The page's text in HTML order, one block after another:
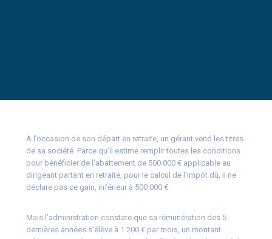
À l’occasion de son départ en retraite, un gérant vend les titres
de sa société. Parce qu’il estime remplir toutes les conditions
pour bénéficier de l’abattement de 500 000 € applicable au
dirigeant partant en retraite, pour le calcul de l’impôt dû, il ne
déclare pas ce gain, inférieur à 500 000 €.
Mais l’administration constate que sa rémunération des 5
dernières années s’élève à 1 200 € par mois, un montant